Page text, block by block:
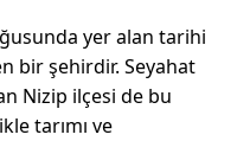
yer alan tarihi
bir şehirdir. Seyahat
Nizip ilçesi de bu
tarımı ve